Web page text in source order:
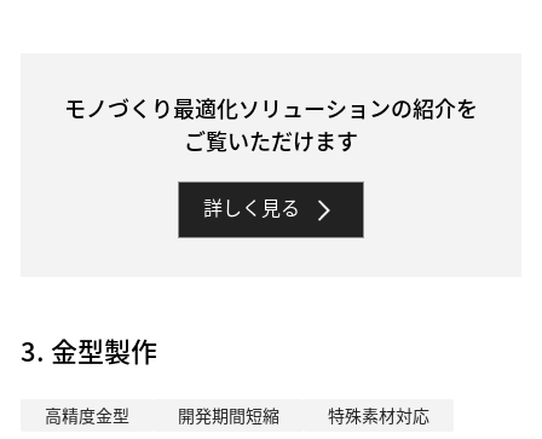
モノづくり最適化ソリューションの紹介を
ご覧いただけます
詳しく見る
3. 金型製作
高精度金型 開発期間短縮 特殊素材対応